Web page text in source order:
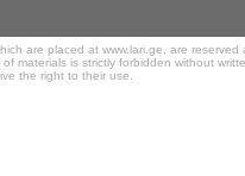
are placed at www.lari.ge, are
materials is strictly forbidden without
the right to their use.